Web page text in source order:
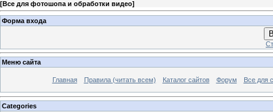
[Все для фотошопа и обработки видео]
Форма входа
Меню сайта
Главная Правила (читать всем) Каталог сайтов Форум Все для
Categories